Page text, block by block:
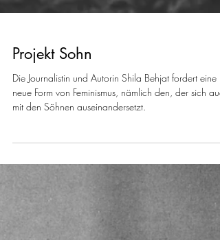
neue Form von Feminismus, nämlich den, der sich
mit den Söhnen auseinandersetzt.